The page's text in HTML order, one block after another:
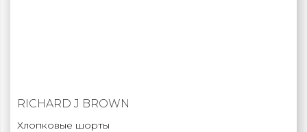
RICHARD J BROWN
Хлопковые шорты